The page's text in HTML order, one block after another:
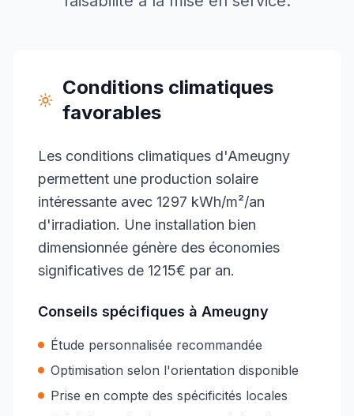
Conditions climatiques
favorables
Les conditions climatiques d'Ameugny
permettent une production solaire
intéressante avec 1297 kWh/m²/an
d'irradiation. Une installation bien
dimensionnée génère des économies
significatives de 1215€ par an.
Conseils spécifiques à Ameugny
Étude personnalisée recommandée
Optimisation selon l'orientation disponible
Prise en compte des spécificités locales